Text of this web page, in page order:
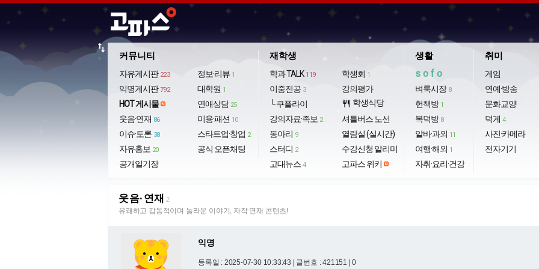
커뮤니티
자유게시판 223
익명게시판 792
HOT 게시물
웃음·연재 86
이슈·토론 38
자유홍보 20
공개일기장
정보·리뷰 1
대학원 1
연애상담 25
미용·패션 10
스타트업·창업 2
공식 오픈채팅
재학생
학과 TALK 119
이중전공 3
└ 쿠플라이
강의자료·족보 2
동아리 9
스터디 2
고대뉴스 4
학생회 1
강의평가
restaurant 학생식당
셔틀버스 노선
열람실 (실시간)
수강신청 알리미
고파스 위키
생활
sofo
벼룩시장 8
헌책방 1
복덕방 8
알바·과외 11
여행·해외 1
자취·요리·건강
취미
게임
연예·방송
문화교양
덕게 4
사진·카메라
전자기기
import_export
웃음·연재 2
유쾌하고 감동적이며 놀라운 이야기, 자작 연재 콘텐츠!
익명
등록일 : 2025-07-30 10:33:43 | 글번호 : 421151 | 0